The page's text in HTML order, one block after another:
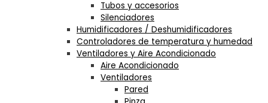
Tubos y accesorios
Silenciadores
Humidificadores / Deshumidificadores
Controladores de temperatura y humedad
Ventiladores y Aire Acondicionado
Aire Acondicionado
Ventiladores
Pared